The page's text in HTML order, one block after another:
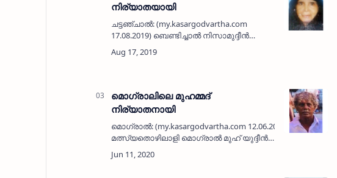
നിര്യാതയായി
ചട്ടഞ്ചാല്‍: (my.kasargodvartha.com
17.08.2019) ബെണ്ടിച്ചാല്‍ നിസാമുദ്ദീന്‍
നഗറിലെ കാച്ചിക്കാട് ഖദീജയുമ്മ (82)
നിര്യാതയായി. മക്കള്‍: സുഹറ, മുഹമ്മദ്.
മൊഗ്രാലിലെ മുഹമ്മദ്
നിര്യാതനായി
മൊഗ്രാല്‍: (my.kasargodvartha.com 12.06.2020) പരമ്പരാഗത
മത്സ്യതൊഴിലാളി മൊഗ്രാല്‍ മുഹ് യുദ്ദീന്‍
ജുമാമസ്ജിദിനു സമീപത്തെ മുഹമ്മദ് (58)
നിര്യാതനായി. മീലാദ് ട്രസ്റ്റ് …